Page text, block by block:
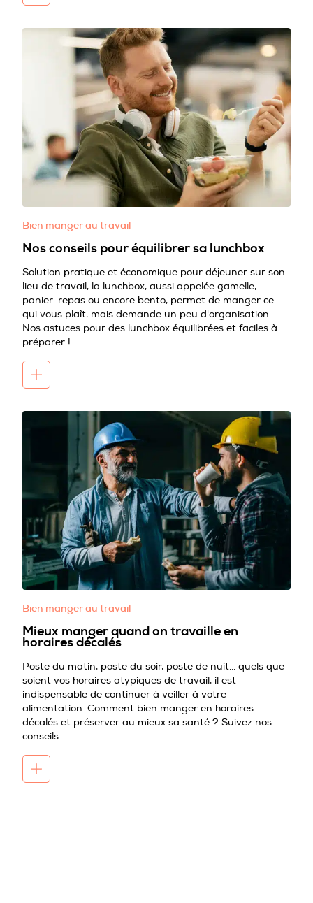
Bien manger au travail
Nos conseils pour équilibrer sa lunchbox
Solution pratique et économique pour déjeuner sur son
lieu de travail, la lunchbox, aussi appelée gamelle,
panier-repas ou encore bento, permet de manger ce
qui vous plaît, mais demande un peu d'organisation.
Nos astuces pour des lunchbox équilibrées et faciles à
préparer !
Bien manger au travail
Mieux manger quand on travaille en
horaires décalés
Poste du matin, poste du soir, poste de nuit... quels que
soient vos horaires atypiques de travail, il est
indispensable de continuer à veiller à votre
alimentation. Comment bien manger en horaires
décalés et préserver au mieux sa santé ? Suivez nos
conseils...